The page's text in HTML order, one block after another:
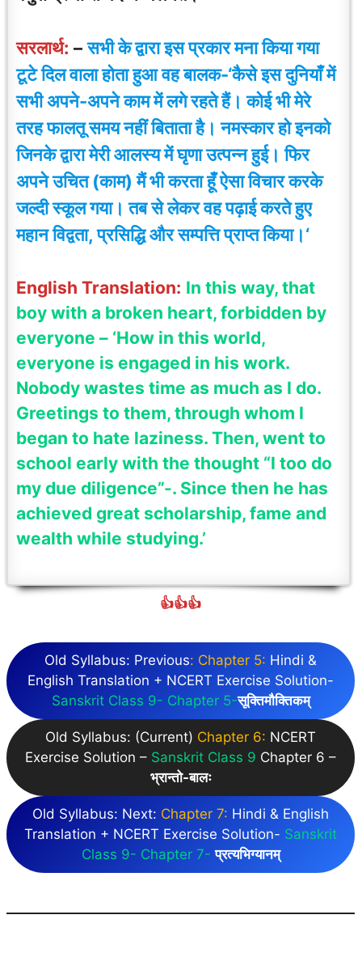
सरलार्थ: – सभी के द्वारा इस प्रकार मना किया गया
टूटे दिल वाला होता हुआवहबालक-‘कैसे इस दुनियाँ में
सभी अपने-अपने काम में लगे रहते हैं। कोई भी मेरे
तरह फालतू समय नहीं बिताता है। नमस्कार हो इनको
जिनके द्वारा मेरी आलस्य में घृणा उत्पन्न हुई। फिर
अपने उचित (काम) मैं भी करता हूँ ऐसा विचार करके
जल्दी स्कूल गया। तब से लेकर वह पढ़ाई करते हुए
महान विद्वता, प्रसिद्धि और सम्पत्ति प्राप्त किया।‘
English Translation: In this way, that
boy with a broken heart, forbidden by
everyone – ‘How in this world,
everyone is engaged in his work.
Nobody wastes time as much as I do.
Greetings to them, through whom I
began to hate laziness. Then, went to
school early with the thought “I too do
my due diligence”-. Since then he has
achieved great scholarship, fame and
wealth while studying.’
👍👍👍
Old Syllabus: Previous: Chapter 5: Hindi &
English Translation + NCERT Exercise Solution-
Sanskrit Class 9- Chapter 5-सूक्तिमौक्तिकम्
Old Syllabus: (Current) Chapter 6: NCERT
Exercise Solution – Sanskrit Class 9 Chapter 6 –
भ्रान्तो-बालः
Old Syllabus: Next: Chapter 7: Hindi & English
Translation + NCERT Exercise Solution- Sanskrit
Class 9- Chapter 7- प्रत्यभिग्यानम्